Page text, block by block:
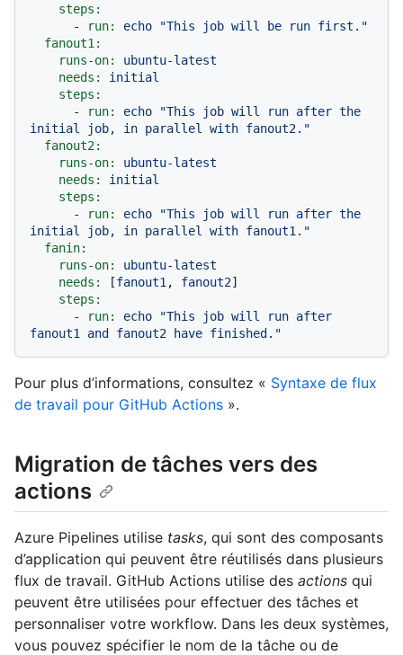
steps:
-
run: echo
"This job will be run first."
fanout1:
runs-on:
ubuntu-latest
needs:
initial
steps:
-
run: echo
"This job will run after the
initial job, in parallel with fanout2."
fanout2:
runs-on:
ubuntu-latest
needs:
initial
steps:
-
run: echo
"This job will run after the
initial job, in parallel with fanout1."
fanin:
runs-on:
ubuntu-latest
needs:
[fanout1 , fanout2]
steps:
-
run: echo
"This job will run after
fanout1 and fanout2 have finished."
Pour plus d’informations, consultez « Syntaxe de flux
de travail pour GitHub Actions ».
Migration de tâches vers des
actions
Azure Pipelines utilise tasks, qui sont des composants
d’application qui peuvent être réutilisés dans plusieurs
flux de travail. GitHub Actions utilise des actions qui
peuvent être utilisées pour effectuer des tâches et
personnaliser votre workflow. Dans les deux systèmes,
vous pouvez spécifier le nom de la tâche ou de